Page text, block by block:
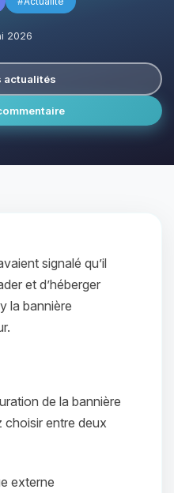
2026
actualités
signalé qu’il
et d’héberger
la bannière
de la bannière
entre deux
externe